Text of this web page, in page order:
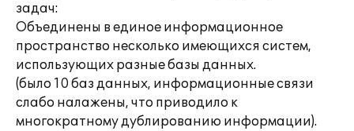
задач:
Объединены в единое информационное
пространство несколько имеющихся систем,
использующих разные базы данных.
(было 10 баз данных, информационные связи
слабо налажены, что приводило к
многократному дублированию информации).